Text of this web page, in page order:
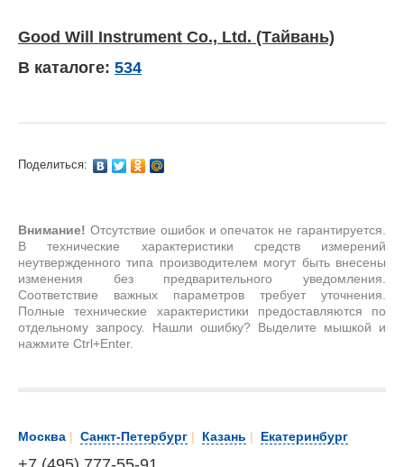
Good Will Instrument Co., Ltd. (Тайвань)
В каталоге: 534
Поделиться:
Внимание! Отсутствие ошибок и опечаток не гарантируется.
В технические характеристики средств измерений
неутвержденного типа производителем могут быть внесены
изменения без предварительного уведомления.
Соответствие важных параметров требует уточнения.
Полные технические характеристики предоставляются по
отдельному запросу. Нашли ошибку? Выделите мышкой и
нажмите Ctrl+Enter.
Москва | Санкт-Петербург | Казань | Екатеринбург